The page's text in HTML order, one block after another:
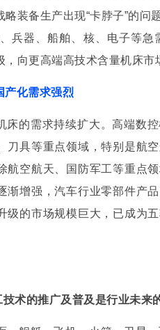
装备生产出现“卡脖子”的
兵器、船舶、核、电子等
向更高端高技术含量机床市
产化需求强烈
床的需求持续扩大。高端数
刀具等重点领域，特别是航
航空航天、国防军工等重点
渐增强，汽车行业零部件产
级的市场规模巨大，已成为
术的推广及普及是行业未来
望大家能够在阅读的过程当中，